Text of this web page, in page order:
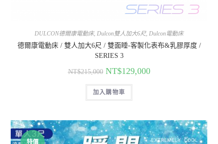
DULCON德爾康電動床, Dulcon雙人加大6尺, Dulcon電動床
德爾康電動床 / 雙人加大6尺 / 雙面睡-客製化表布&乳膠厚度 /
SERIES 3
NT$215,000 NT$129,000
加入購物車
特價